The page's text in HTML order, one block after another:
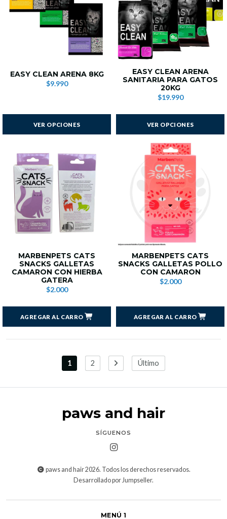
EASY CLEAN ARENA 8KG
$9.990
VER OPCIONES
EASY CLEAN ARENA
SANITARIA PARA GATOS
20KG
$19.990
VER OPCIONES
MARBENPETS CATS
SNACKS GALLETAS
CAMARON CON HIERBA
GATERA
$2.000
AGREGAR AL CARRO
MARBENPETS CATS
SNACKS GALLETAS POLLO
CON CAMARON
$2.000
AGREGAR AL CARRO
1 2 Último
paws and hair
SÍGUENOS
paws and hair 2026. Todos los derechos reservados.
Desarrollado por Jumpseller.
MENÚ 1